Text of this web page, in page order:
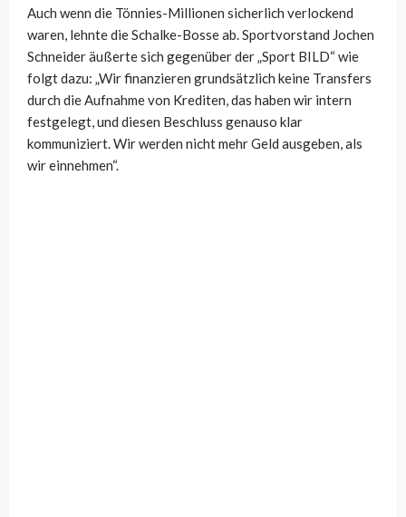
Auch wenn die Tönnies-Millionen sicherlich verlockend
waren, lehnte die Schalke-Bosse ab. Sportvorstand Jochen
Schneider äußerte sich gegenüber der „Sport BILD“ wie
folgt dazu: „Wir finanzieren grundsätzlich keine Transfers
durch die Aufnahme von Krediten, das haben wir intern
festgelegt, und diesen Beschluss genauso klar
kommuniziert. Wir werden nicht mehr Geld ausgeben, als
wir einnehmen“.